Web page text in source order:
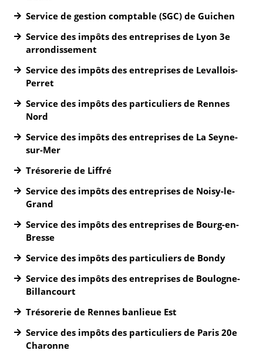
Service de gestion comptable (SGC) de Guichen
Service des impôts des entreprises de Lyon 3e
arrondissement
Service des impôts des entreprises de Levallois-
Perret
Service des impôts des particuliers de Rennes
Nord
Service des impôts des entreprises de La Seyne-
sur-Mer
Trésorerie de Liffré
Service des impôts des entreprises de Noisy-le-
Grand
Service des impôts des entreprises de Bourg-en-
Bresse
Service des impôts des particuliers de Bondy
Service des impôts des entreprises de Boulogne-
Billancourt
Trésorerie de Rennes banlieue Est
Service des impôts des particuliers de Paris 20e
Charonne